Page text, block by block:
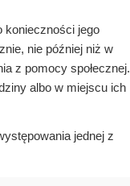
konieczności jego
nie później niż w
z pomocy społecznej.
albo w miejscu ich
jednej z